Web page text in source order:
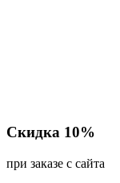
Скидка 10%
при заказе с сайта